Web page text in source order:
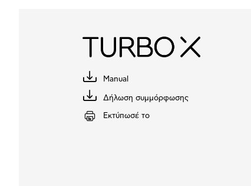
Κατέβασέ
το
Manual
Κατέβασέ
το
Δήλωση συμμόρφωσης
Εκτύπωσέ το